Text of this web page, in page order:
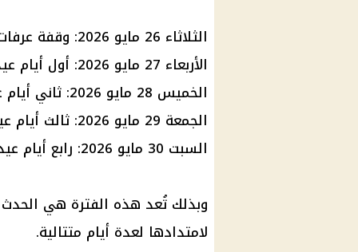
الثلاثاء 26 مايو 2026:
وقفة
الأربعاء 27 مايو 2026: أول أيام
الخميس 28 مايو 2026: ثاني أيام
الجمعة 29 مايو 2026: ثالث أيام
السبت 30 مايو 2026: رابع أيام
وبذلك تُعد هذه الفترة هي
لامتدادها لعدة أيام متتالية.